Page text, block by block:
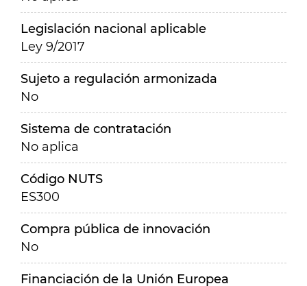
Legislación nacional aplicable
Ley 9/2017
Sujeto a regulación armonizada
No
Sistema de contratación
No aplica
Código NUTS
ES300
Compra pública de innovación
No
Financiación de la Unión Europea